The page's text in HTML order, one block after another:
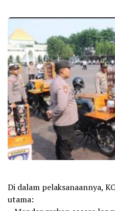
Di dalam pelaksanaannya,
utama: